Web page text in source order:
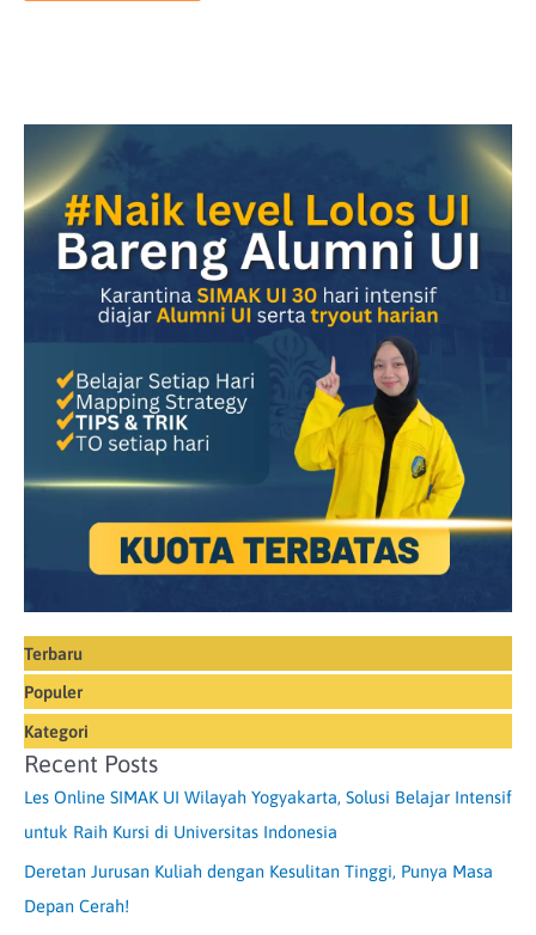
Terbaru
Populer
Kategori
Recent Posts
Les Online SIMAK UI Wilayah Yogyakarta, Solusi Belajar Intensif
untuk Raih Kursi di Universitas Indonesia
Deretan Jurusan Kuliah dengan Kesulitan Tinggi, Punya Masa
Depan Cerah!